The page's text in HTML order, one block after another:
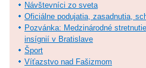
Návštevníci zo sveta
Oficiálne podujatia, zasadnutia,
Pozvánka: Medzinárodné
insígnií v Bratislave
Šport
Víťazstvo nad Fašizmom